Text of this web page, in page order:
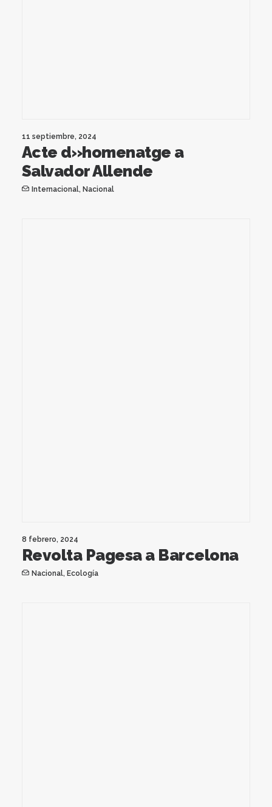
11 septiembre, 2024
Acte d»homenatge a
Salvador Allende
Internacional, Nacional
8 febrero, 2024
Revolta Pagesa a Barcelona
Nacional, Ecología